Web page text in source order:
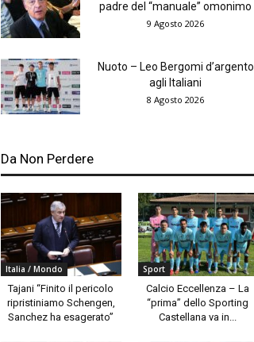
padre del “manuale” omonimo
9 Agosto 2026
Nuoto – Leo Bergomi d’argento
agli Italiani
8 Agosto 2026
Da Non Perdere
Italia / Mondo
Tajani “Finito il pericolo
ripristiniamo Schengen,
Sanchez ha esagerato”
Sport
Calcio Eccellenza – La
“prima” dello Sporting
Castellana va in...